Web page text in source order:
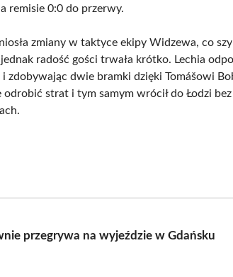
remisie 0:0 do przerwy.
zmiany w taktyce ekipy Widzewa, co
radość gości trwała krótko. Lechia
zdobywając dwie bramki dzięki Tomášowi
odrobić strat i tym samym wrócił do Łodzi
przegrywa na wyjeździe w Gdańsku